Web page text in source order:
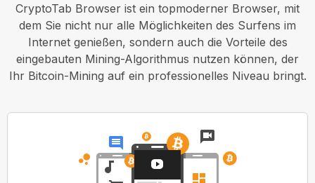
CryptoTab Browser ist ein topmoderner Browser, mit
dem Sie nicht nur alle Möglichkeiten des Surfens im
Internet genießen, sondern auch die Vorteile des
eingebauten Mining-Algorithmus nutzen können, der
Ihr Bitcoin-Mining auf ein professionelles Niveau bringt.